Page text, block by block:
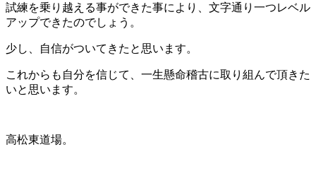
試練を乗り越える事ができた事により、文字通り一つレベル
アップできたのでしょう。
少し、自信がついてきたと思います。
これからも自分を信じて、一生懸命稽古に取り組んで頂きた
いと思います。
高松東道場。